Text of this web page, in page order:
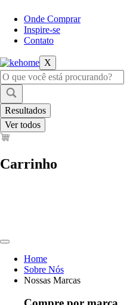
Onde Comprar
Inspire-se
Contato
X
Pesquisar
...
Resultados
Ver todos
Carrinho
Home
Sobre Nós
Nossas Marcas